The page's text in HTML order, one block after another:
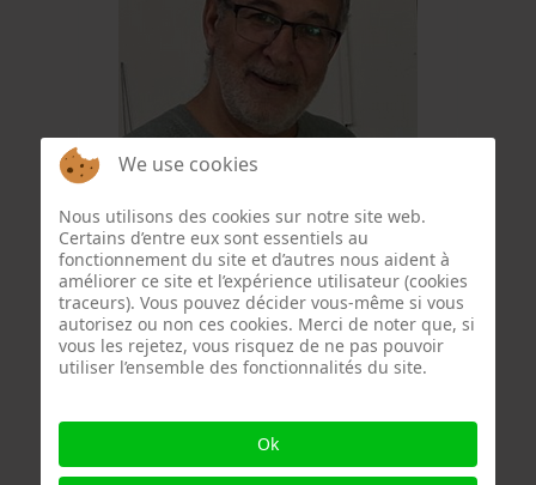
Wajeeh Qadamani
We use cookies
Nous utilisons des cookies sur notre site web.
Certains d’entre eux sont essentiels au
fonctionnement du site et d’autres nous aident à
améliorer ce site et l’expérience utilisateur (cookies
traceurs). Vous pouvez décider vous-même si vous
autorisez ou non ces cookies. Merci de noter que, si
vous les rejetez, vous risquez de ne pas pouvoir
utiliser l’ensemble des fonctionnalités du site.
Ok